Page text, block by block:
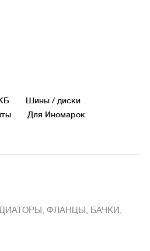
Шины / диски
Для Иномарок
ФЛАНЦЫ, БАЧКИ,